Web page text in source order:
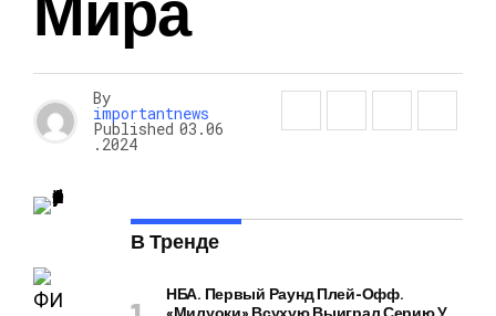
By
importantnews
Published 03.06
.2024
В Тренде
НБА. Первый Раунд Плей-Офф.
«Милуоки» Всухую Выиграл Серию У